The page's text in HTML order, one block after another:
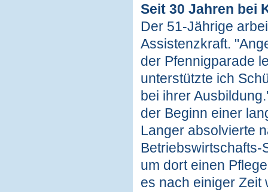
Seit 30 Jahren bei
Der 51-Jährige
Assistenzkraft.
der Pfennigparade
unterstützte ich
bei ihrer
der Beginn einer
Langer absolvierte
Betriebswirtschafts-
um dort einen
es nach einiger Zeit